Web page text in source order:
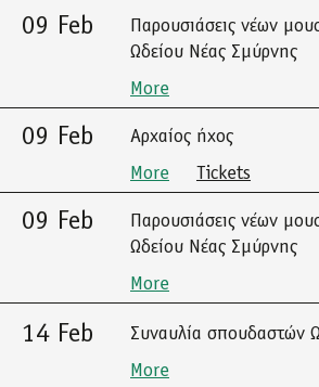
09 Feb
Παρουσιάσεις νέων
Ωδείου Νέας Σμύρνης
More
09 Feb
Αρχαίος ήχος
More
Tickets
09 Feb
Παρουσιάσεις νέων
Ωδείου Νέας Σμύρνης
More
14 Feb
Συναυλία σπουδαστών
More